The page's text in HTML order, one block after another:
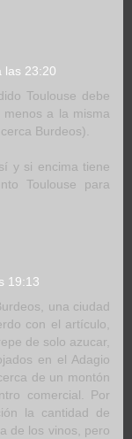
las 23:20
Toulouse debe
a la misma
Burdeos).
y si encima tiene
Toulouse para
19:13
una ciudad
con el artículo,
de solo azucar,
en el Adagio
de un montón
comercial. Por
la cantidad de
de los vinos, pero